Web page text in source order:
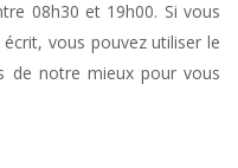
08h30 et 19h00. Si vous
vous pouvez utiliser le
de notre mieux pour vous